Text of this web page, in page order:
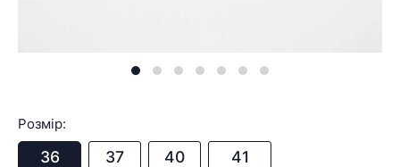
Розмір:
36 37 40 41